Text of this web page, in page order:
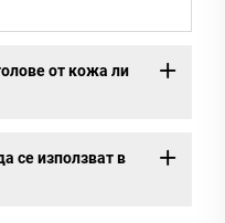
от кожа ли
се използват в